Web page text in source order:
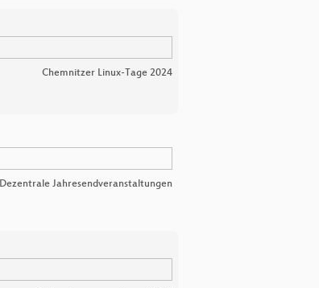
Chemnitzer Linux-Tage 2024
Dezentrale Jahresendveranstaltungen